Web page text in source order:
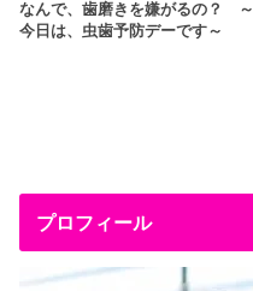
なんで、歯磨きを嫌がるの？ ～
今日は、虫歯予防デーです～
プロフィール